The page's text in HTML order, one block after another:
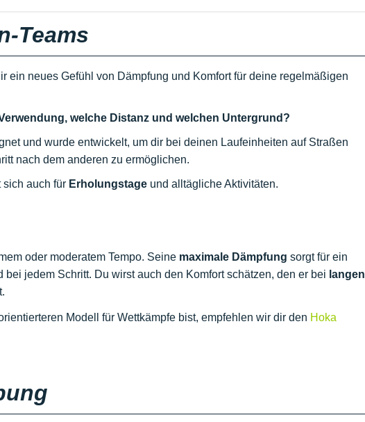
Teams
ein neues Gefühl von Dämpfung und Komfort für deine regelmäßigen
welche Distanz und welchen Untergrund?
und wurde entwickelt, um dir bei deinen Laufeinheiten auf Straßen
nach dem anderen zu ermöglichen.
sich auch für Erholungstage und alltägliche Aktivitäten.
oder moderatem Tempo. Seine maximale Dämpfung sorgt für ein
jedem Schritt. Du wirst auch den Komfort schätzen, den er bei langen
Modell für Wettkämpfe bist, empfehlen wir dir den Hoka